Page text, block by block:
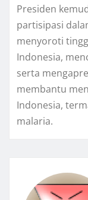
Presiden
partisipasi
menyoroti
Indonesia,
serta
membantu
Indonesia,
malaria.